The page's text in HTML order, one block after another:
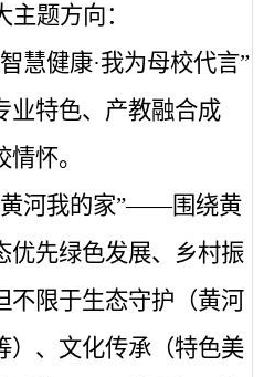
题方向：
慧健康·我为母校代言”
特色、产教融合成
怀。
黄河我的家”——围绕黄
优先绿色发展、乡村振
不限于生态守护（黄河
）、文化传承（特色美